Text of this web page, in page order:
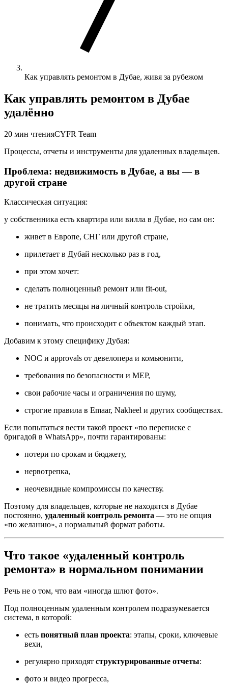
Как управлять ремонтом в Дубае, живя за рубежом
Как управлять ремонтом в Дубае
удалённо
20 мин чтенияCYFR Team
Процессы, отчеты и инструменты для удаленных владельцев.
Проблема: недвижимость в Дубае, а вы — в
другой стране
Классическая ситуация:
у собственника есть квартира или вилла в Дубае, но сам он:
живет в Европе, СНГ или другой стране,
прилетает в Дубай несколько раз в год,
при этом хочет:
сделать полноценный ремонт или fit-out,
не тратить месяцы на личный контроль стройки,
понимать, что происходит с объектом каждый этап.
Добавим к этому специфику Дубая:
NOC и approvals от девелопера и комьюнити,
требования по безопасности и MEP,
свои рабочие часы и ограничения по шуму,
строгие правила в Emaar, Nakheel и других сообществах.
Если попытаться вести такой проект «по переписке с
бригадой в WhatsApp», почти гарантированы:
потери по срокам и бюджету,
нервотрепка,
неочевидные компромиссы по качеству.
Поэтому для владельцев, которые не находятся в Дубае
постоянно, удаленный контроль ремонта — это не опция
«по желанию», а нормальный формат работы.
Что такое «удаленный контроль
ремонта» в нормальном понимании
Речь не о том, что вам «иногда шлют фото».
Под полноценным удаленным контролем подразумевается
система, в которой:
есть понятный план проекта: этапы, сроки, ключевые
вехи,
регулярно приходят структурированные отчеты:
фото и видео прогресса,